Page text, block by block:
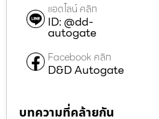
แอดไลน์ คลิก
ID: @dd-
autogate
Facebook คลิก
D&D Autogate
บทความที่คล้ายกัน